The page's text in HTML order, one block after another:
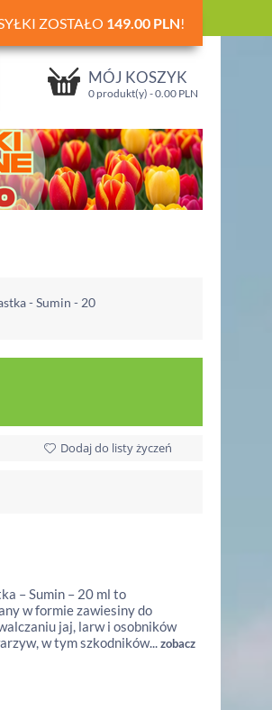
ZOSTAŁO 149.00 PLN!
MÓJ KOSZYK
0 produkt(y) -0.00 PLN
- Sumin - 20
Dodaj do listy życzeń
– Sumin – 20 ml to
w formie zawiesiny do
jaj, larw i osobników
w tym szkodników...zobacz